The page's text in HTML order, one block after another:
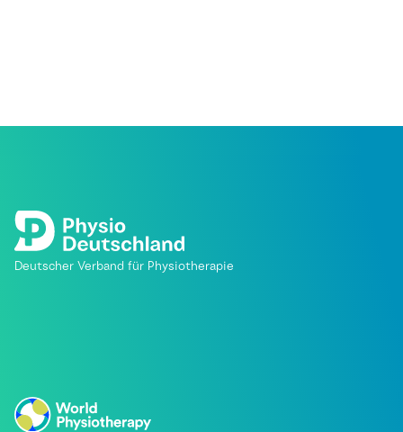
Deutscher Verband für Physiotherapie